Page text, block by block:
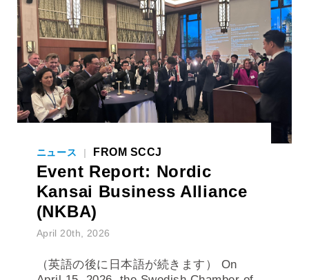
ニュース | FROM SCCJ
Event Report: Nordic
Kansai Business Alliance
(NKBA)
April 20th, 2026
（英語の後に日本語が続きます） On